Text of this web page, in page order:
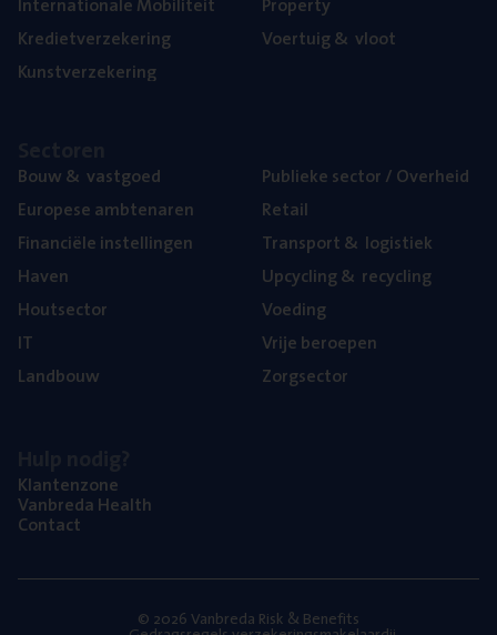
Kre­diet­ver­ze­ke­ring
Kunst­ver­ze­ke­ring
Voer­tuig& vloot
Bouw& vastgoed
Euro­pe­se ambtenaren
Finan­ci­ë­le instellingen
Haven
Hout­sec­tor
IT
Land­bouw
Publie­ke sec­tor / Overheid
Retail
Trans­port& logistiek
Upcy­cling& recycling
Voe­ding
Vrije beroe­pen
Zorg­sec­tor
Klan­ten­zo­ne
Van­b­re­da Health
Con­tact
© 2026 Vanbreda Risk & Benefits